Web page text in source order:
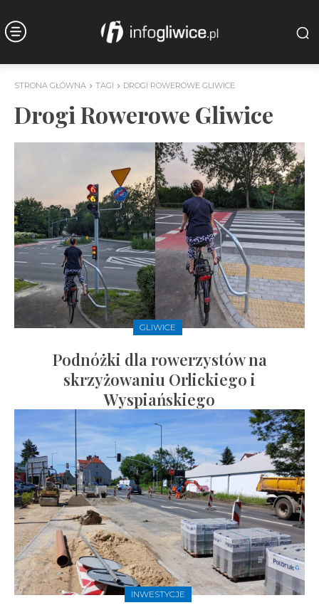
STRONA GŁÓWNA TAGI DROGI ROWEROWE GLIWICE
Drogi Rowerowe Gliwice
GLIWICE
Podnóżki dla rowerzystów na
skrzyżowaniu Orlickiego i
Wyspiańskiego
INWESTYCJE